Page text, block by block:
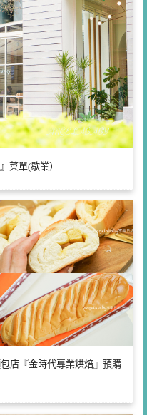
菜單(歇業）
店『金時代專業烘焙』預購